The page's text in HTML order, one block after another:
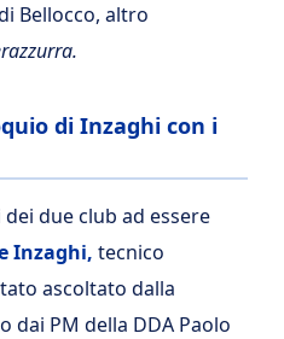
Bellocco, altro
di Inzaghi con i
due club ad essere
Inzaghi, tecnico
ascoltato dalla
dai PM della DDA Paolo